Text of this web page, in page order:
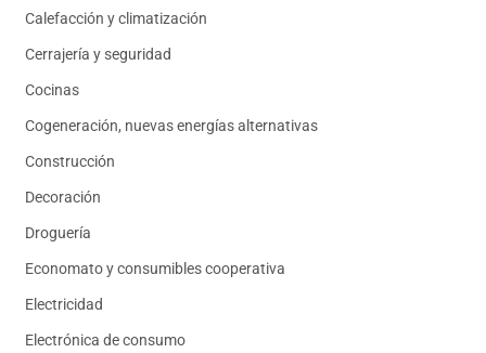
Calefacción y climatización
Cerrajería y seguridad
Cocinas
Cogeneración, nuevas energías alternativas
Construcción
Decoración
Droguería
Economato y consumibles cooperativa
Electricidad
Electrónica de consumo